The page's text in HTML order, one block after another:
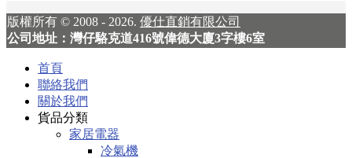
版權所有 © 2008 - 2026. 優仕直銷有限公司
公司地址：灣仔駱克道416號偉德大廈3字樓6室
首頁
聯絡我們
關於我們
貨品分類
家居電器
冷氣機